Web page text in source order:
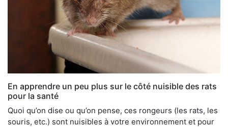
En apprendre un peu plus sur le côté nuisible des rats
pour la santé
Quoi qu’on dise ou qu’on pense, ces rongeurs (les rats, les
souris, etc.) sont nuisibles à votre environnement et pour